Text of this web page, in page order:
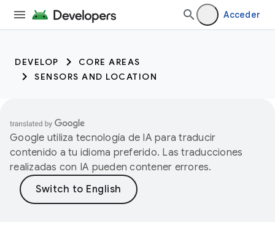
Acceder
DEVELOP
CORE AREAS
SENSORS AND LOCATION
Google utiliza tecnología de IA para traducir
contenido a tu idioma preferido. Las traducciones
realizadas con IA pueden contener errores.